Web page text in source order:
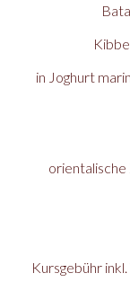
in Joghurt
Kursgebühr